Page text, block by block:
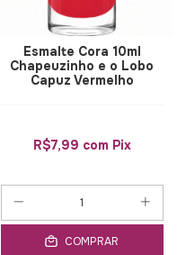
Esmalte Cora 10ml
Chapeuzinho e o Lobo
Capuz Vermelho
R$7,99 com Pix
COMPRAR